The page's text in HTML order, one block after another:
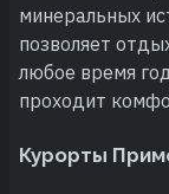
минеральных
позволяет
любое время
проходит
Курорты